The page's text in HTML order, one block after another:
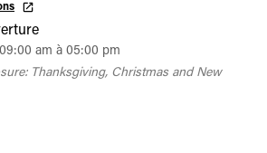
am à 05:00 pm
Thanksgiving, Christmas and New